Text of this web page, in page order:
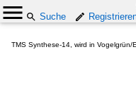
Suche
TMS Synthese-14, wird in